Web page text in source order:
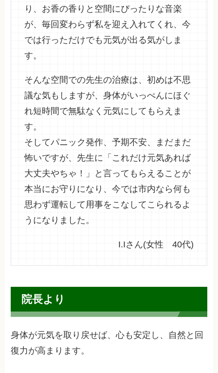
り、お香の香りと空間にぴったりな音楽
が、毎回変わらず私を迎え入れてくれ、今
では行っただけでも元気が出る気がしま
す。
そんな空間での先生の治療は、初めは不思
議な気もしますが、身体がいっぺんにほぐ
れ短時間で無駄なく元気にしてもらえま
す。
そしてパニック発作、予期不安、まだまだ
怖いですが、先生に「これだけ元気あれば
大丈夫やちゃ！」と言ってもらえることが
本当にお守りになり、今では市内なら何も
思わず運転して用事をこなしてこられるよ
うになりました。
I.Iさん(女性 40代)
院長より
身体が元気を取り戻せば、心も安定し、自然と回
復力が高まります。